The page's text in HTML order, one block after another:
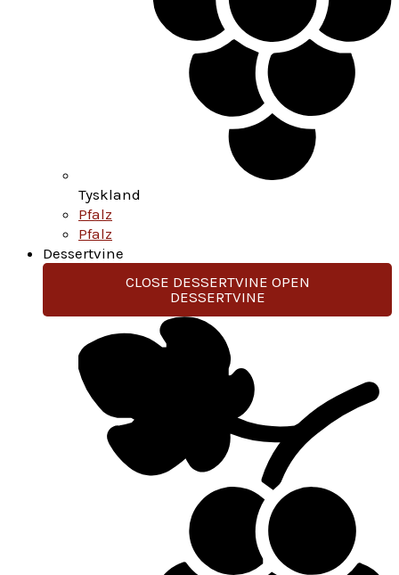
Tyskland
Pfalz
Pfalz
Dessertvine
CLOSE DESSERTVINE OPEN
DESSERTVINE